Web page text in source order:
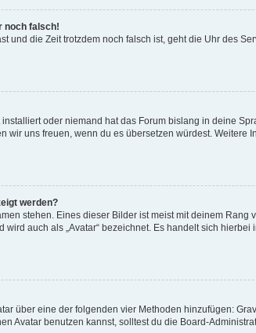
noch falsch!
und die Zeit trotzdem noch falsch ist, geht die Uhr des
oder niemand hat das Forum bislang in deine
wir uns freuen, wenn du es übersetzen würdest. Weitere
werden?
stehen. Eines dieser Bilder ist meist mit deinem
auch als „Avatar“ bezeichnet. Es handelt sich
über eine der folgenden vier Methoden hinzufügen:
Avatar benutzen kannst, solltest du die Board-